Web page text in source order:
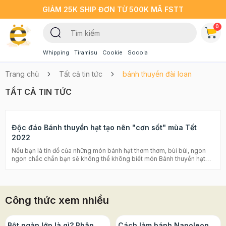
GIẢM 25K SHIP ĐƠN TỪ 500K MÃ FSTT
Whipping Tiramisu Cookie Socola
0
Trang chủ Tất cả tin tức bánh thuyền đài loan
TẤT CẢ TIN TỨC
Độc đáo Bánh thuyền hạt tạo nên "cơn sốt" mùa Tết
2022
Nếu bạn là tín đồ của những món bánh hạt thơm thơm, bùi bùi, ngon
ngon chắc chắn bạn sẽ không thể không biết món Bánh thuyền hạt
Beemart khám phá món bánh hot trend này nhé! >>> Xem thêm:
Bánh biscotti là gì? Công thức làm bánh biscotti đổi vị thơm ngon
Bánh ngói hạnh nhân: cách làm cực ngon và đơn giản với nồi chiên
không dầu Kẹo Nougat ăn kiêng - ăn hoài không sợ béo Bánh
Công thức xem nhiều